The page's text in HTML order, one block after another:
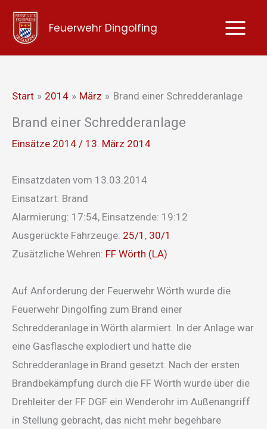
Zum
Inhalt
springen
Feuerwehr Dingolfing
Start 2014 März Brand einer Schredderanlage
Brand einer Schredderanlage
Einsätze 2014 / 13. März 2014
Einsatzdaten vom 13.03.2014
Einsatzart: Brand
Alarmierung: 17:54, Einsatzende: 19:12
Ausgerückte Fahrzeuge: 25/1 , 30/1
Zusätzliche Wehren: FF Wörth (LA)
Auf Anforderung der Feuerwehr Wörth wurde die
Feuerwehr Dingolfing zum Brand einer
Schredderanlage in Wörth alarmiert. In der Anlage war
eine Gasflasche explodiert und hatte die
Schredderanlage in Brand gesetzt. Nach der ersten
Brandbekämpfung durch die FF Wörth wurde über die
Drehleiter der FF DGF ein Wenderohr im Außenangriff
in Stellung gebracht, das nicht mehr begehbare